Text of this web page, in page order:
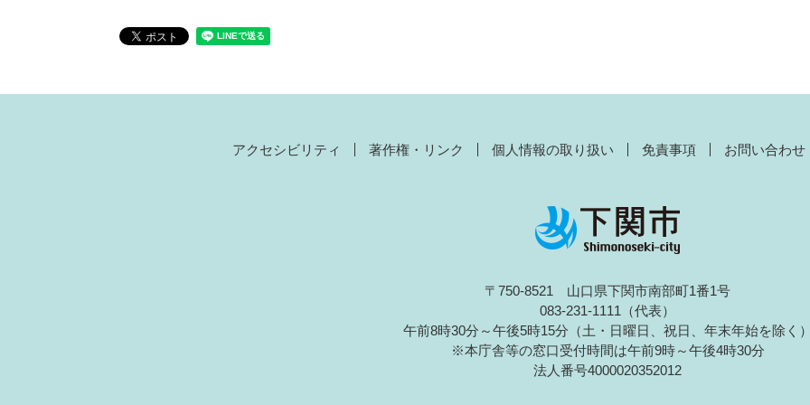
アクセシビリティ 著作権・リンク 個人情報の取り扱い 免責事項 お問い合わせ
〒750-8521 山口県下関市南部町1番1号
083-231-1111（代表）
午前8時30分～午後5時15分（土・日曜日、祝日、年末年始を除く）
※本庁舎等の窓口受付時間は午前9時～午後4時30分
法人番号4000020352012